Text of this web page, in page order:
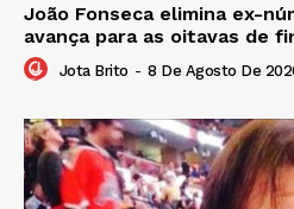
João Fonseca elimina ex-
avança para as oitavas de
Jota Brito - 8 De Agosto De